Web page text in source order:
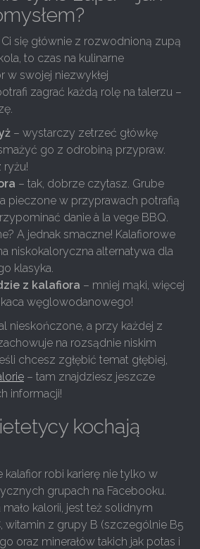
się głównie z rozwodnioną zupą
to czas na kulinarne
w swojej niezwykłej
zagrać każdą rolę na talerzu –
– wystarczy zetrzeć główkę
go z odrobiną przypraw.
ryżu!
– tak, dobrze czytasz. Grube
pieczone w przyprawach potrafią
danie à la vege BBQ.
A jednak smaczne! Kalafiorowe
niskokaloryczna alternatywa dla
klasyka.
z kalafiora – mniej mąki, więcej
węglowodanowego!
nieskończone, a przy każdej z
na rozsądnie niskim
chcesz zgłębić temat głębiej,
– tam znajdziesz jeszcze
informacji!
kochają
kalafior robi karierę nie tylko w
grupach na Facebooku.
kalorii, jest też solidnym
witamin z grupy B (szczególnie B5
oraz minerałów takich jak potas i